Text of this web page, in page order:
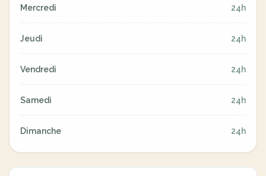
Mercredi 24h
Jeudi 24h
Vendredi 24h
Samedi 24h
Dimanche 24h